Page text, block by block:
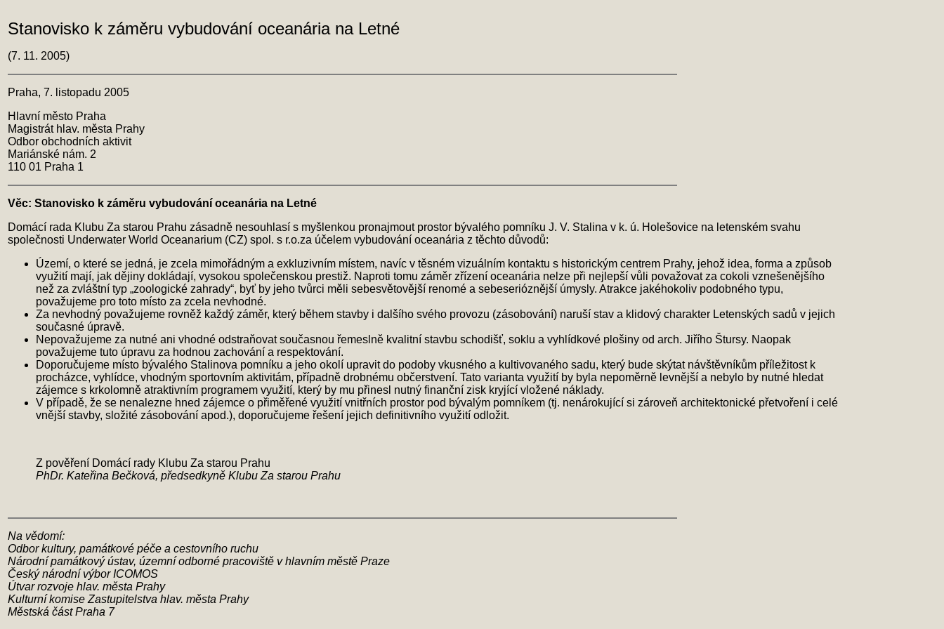
Stanovisko k záměru vybudování oceanária na Letné
(7. 11. 2005)
Praha, 7. listopadu 2005
Hlavní město Praha
Magistrát hlav. města Prahy
Odbor obchodních aktivit
Mariánské nám. 2
110 01 Praha 1
Věc: Stanovisko k záměru vybudování oceanária na Letné
Domácí rada Klubu Za starou Prahu zásadně nesouhlasí s myšlenkou pronajmout prostor bývalého pomníku J. V. Stalina v k. ú. Holešovice na letenském svahu
společnosti Underwater World Oceanarium (CZ) spol. s r.o.za účelem vybudování oceanária z těchto důvodů:
Území, o které se jedná, je zcela mimořádným a exkluzivním místem, navíc v těsném vizuálním kontaktu s historickým centrem Prahy, jehož idea, forma a způsob
využití mají, jak dějiny dokládají, vysokou společenskou prestiž. Naproti tomu záměr zřízení oceanária nelze při nejlepší vůli považovat za cokoli vznešenějšího
než za zvláštní typ „zoologické zahrady“, byť by jeho tvůrci měli sebesvětovější renomé a sebeserióznější úmysly. Atrakce jakéhokoliv podobného typu,
považujeme pro toto místo za zcela nevhodné.
Za nevhodný považujeme rovněž každý záměr, který během stavby i dalšího svého provozu (zásobování) naruší stav a klidový charakter Letenských sadů v jejich
současné úpravě.
Nepovažujeme za nutné ani vhodné odstraňovat současnou řemeslně kvalitní stavbu schodišť, soklu a vyhlídkové plošiny od arch. Jiřího Štursy. Naopak
považujeme tuto úpravu za hodnou zachování a respektování.
Doporučujeme místo bývalého Stalinova pomníku a jeho okolí upravit do podoby vkusného a kultivovaného sadu, který bude skýtat návštěvníkům příležitost k
procházce, vyhlídce, vhodným sportovním aktivitám, případně drobnému občerstvení. Tato varianta využití by byla nepoměrně levnější a nebylo by nutné hledat
zájemce s krkolomně atraktivním programem využití, který by mu přinesl nutný finanční zisk kryjící vložené náklady.
V případě, že se nenalezne hned zájemce o přiměřené využití vnitřních prostor pod bývalým pomníkem (tj. nenárokující si zároveň architektonické přetvoření i celé
vnější stavby, složité zásobování apod.), doporučujeme řešení jejich definitivního využití odložit.
Z pověření Domácí rady Klubu Za starou Prahu
PhDr. Kateřina Bečková, předsedkyně Klubu Za starou Prahu
Na vědomí:
Odbor kultury, památkové péče a cestovního ruchu
Národní památkový ústav, územní odborné pracoviště v hlavním městě Praze
Český národní výbor ICOMOS
Útvar rozvoje hlav. města Prahy
Kulturní komise Zastupitelstva hlav. města Prahy
Městská část Praha 7